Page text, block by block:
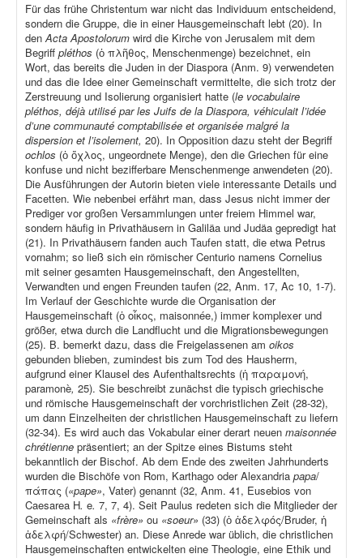
Für das frühe Christentum war nicht das Individuum entscheidend,
sondern die Gruppe, die in einer Hausgemeinschaft lebt (20). In
denActa Apostolorum wird die Kirche von Jerusalem mit dem
Begriff pléthos (ὁ πλῆθος, Menschenmenge) bezeichnet, ein
Wort, das bereits die Juden in der Diaspora (Anm. 9) verwendeten
und das die Idee einer Gemeinschaft vermittelte, die sich trotz der
Zerstreuung und Isolierung organisiert hatte (le vocabulaire
pléthos, déjà utilisé par les Juifs de la Diaspora, véhiculait l’idée
d’une communauté comptabilisée et organisée malgré la
dispersion et l’isolement, 20). In Opposition dazu steht der Begriff
ochlos (ὁ ὄχλος, ungeordnete Menge), den die Griechen für eine
konfuse und nicht bezifferbare Menschenmenge anwendeten (20).
Die Ausführungen der Autorin bieten viele interessante Details und
Facetten. Wie nebenbei erfährt man, dass Jesus nicht immer der
Prediger vor großen Versammlungen unter freiem Himmel war,
sondern häufig in Privathäusern in Galiläa und Judäa gepredigt hat
(21). In Privathäusern fanden auch Taufen statt, die etwa Petrus
vornahm; so ließ sich ein römischer Centurio namens Cornelius
mit seiner gesamten Hausgemeinschaft, den Angestellten,
Verwandten und engen Freunden taufen (22, Anm. 17, Ac 10, 1-7).
Im Verlauf der Geschichte wurde die Organisation der
Hausgemeinschaft (ὁ οἶκος, maisonnée,) immer komplexer und
größer, etwa durch die Landflucht und die Migrationsbewegungen
(25). B. bemerkt dazu, dass die Freigelassenen am oikos
gebunden blieben, zumindest bis zum Tod des Hausherrn,
aufgrund einer Klausel des Aufenthaltsrechts (ἡ παραμονή,
paramonè, 25). Sie beschreibt zunächst die typisch griechische
und römische Hausgemeinschaft der vorchristlichen Zeit (28-32),
um dann Einzelheiten der christlichen Hausgemeinschaft zu liefern
(32-34). Es wird auch das Vokabular einer derart neuen maisonnée
chrétienne präsentiert; an der Spitze eines Bistums steht
bekanntlich der Bischof. Ab dem Ende des zweiten Jahrhunderts
wurden die Bischöfe von Rom, Karthago oder Alexandria papa/
πάπας («pape», Vater) genannt (32, Anm. 41, Eusebios von
Caesarea H. e. 7, 7, 4). Seit Paulus redeten sich die Mitglieder der
Gemeinschaft als «frère» ou «soeur» (33) (ὁ ἀδελφός/Bruder, ἡ
ἀδελφή/Schwester) an. Diese Anrede war üblich, die christlichen
Hausgemeinschaften entwickelten eine Theologie, eine Ethik und